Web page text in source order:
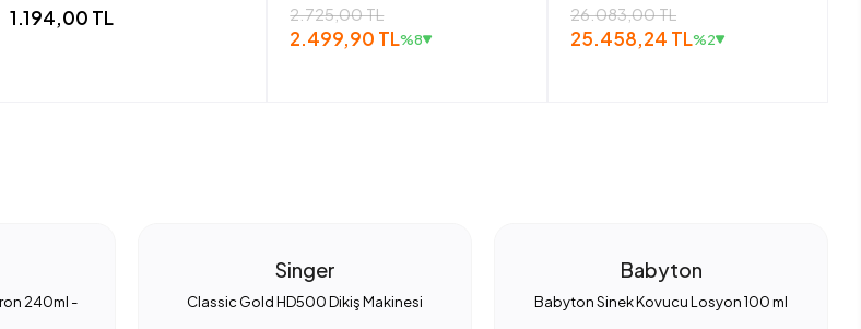
1.194,00 TL 2.725,00 TL
2.499,90 TL%8
26.083,00 TL
25.458,24 TL%2
240ml -
Singer
Classic Gold HD500 Dikiş Makinesi
Babyton
Babyton Sinek Kovucu Losyon 100 ml